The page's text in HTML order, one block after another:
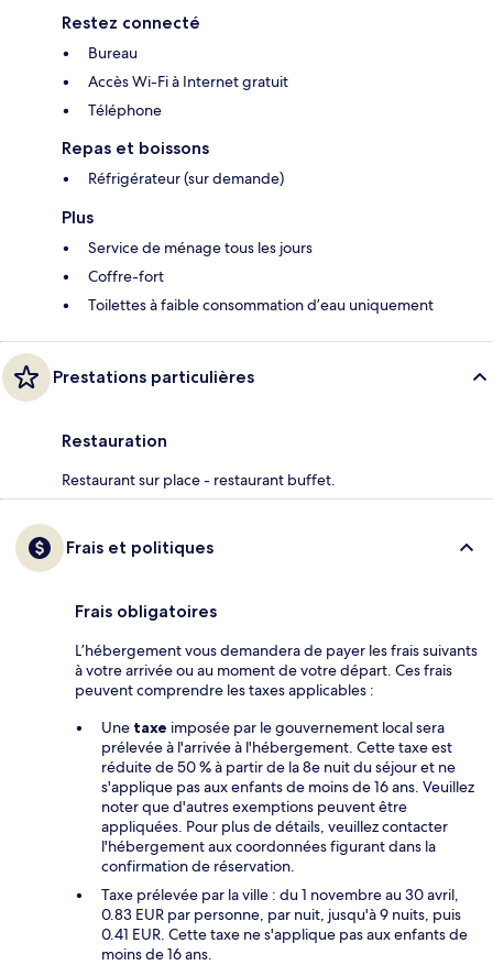
Restez connecté
Bureau
Accès Wi-Fi à Internet gratuit
Téléphone
Repas et boissons
Réfrigérateur (sur demande)
Plus
Service de ménage tous les jours
Coffre-fort
Toilettes à faible consommation d’eau uniquement
Prestations particulières
Restauration
Restaurant sur place - restaurant buffet.
Frais et politiques
Frais obligatoires
L’hébergement vous demandera de payer les frais suivants
à votre arrivée ou au moment de votre départ. Ces frais
peuvent comprendre les taxes applicables :
Une taxe imposée par le gouvernement local sera
prélevée à l'arrivée à l'hébergement. Cette taxe est
réduite de 50 % à partir de la 8e nuit du séjour et ne
s'applique pas aux enfants de moins de 16 ans. Veuillez
noter que d'autres exemptions peuvent être
appliquées. Pour plus de détails, veuillez contacter
l'hébergement aux coordonnées figurant dans la
confirmation de réservation.
Taxe prélevée par la ville : du 1 novembre au 30 avril,
0.83 EUR par personne, par nuit, jusqu'à 9 nuits, puis
0.41 EUR. Cette taxe ne s'applique pas aux enfants de
moins de 16 ans.